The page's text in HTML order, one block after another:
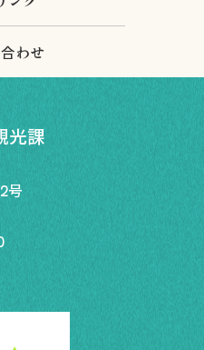
わせ
光課
号